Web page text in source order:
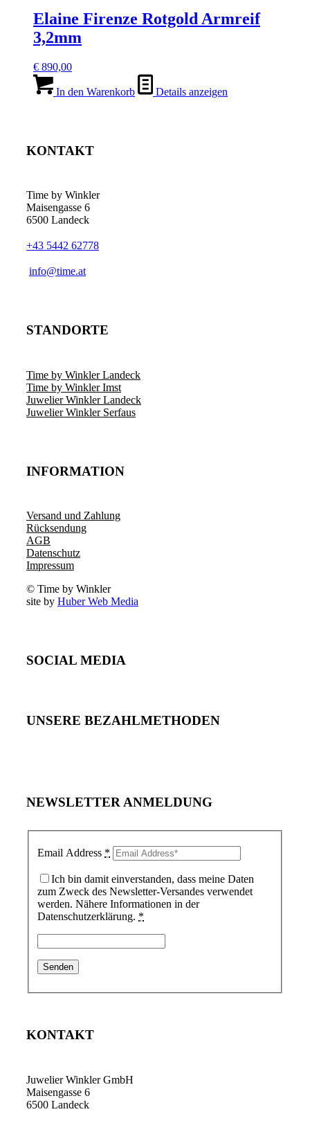
Elaine Firenze Rotgold Armreif
3,2mm
€ 890,00
In den Warenkorb Details anzeigen
KONTAKT
Time by Winkler
Maisengasse 6
6500 Landeck
+43 5442 62778
­info@time.at
STANDORTE
Time by Winkler Landeck
Time by Winkler Imst
Juwelier Winkler Landeck
Juwelier Winkler Serfaus
INFORMATION
Versand und Zahlung
Rücksendung
AGB
Datenschutz
Impressum
© Time by Winkler
site by Huber Web Media
SOCIAL MEDIA
UNSERE BEZAHLMETHODEN
NEWSLETTER ANMELDUNG
Email Address *
Ich bin damit einverstanden, dass meine Daten
zum Zweck des Newsletter-Versandes verwendet
werden. Nähere Informationen in der
Datenschutzerklärung. *
KONTAKT
Juwelier Winkler GmbH
Maisengasse 6
6500 Landeck